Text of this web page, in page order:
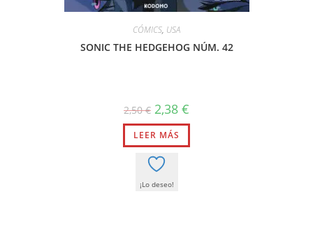
CÓMICS, USA
SONIC THE HEDGEHOG NÚM. 42
2,50€ El
precio
original
era:
2,50 €.
2,38 €
actual
2,38 €.
LEER MÁS
¡Lo deseo!